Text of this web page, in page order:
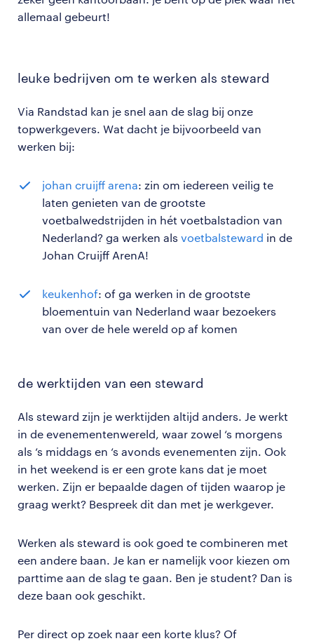
allemaal gebeurt!
leuke bedrijven om te werken als steward
Via Randstad kan je snel aan de slag bij onze
topwerkgevers. Wat dacht je bijvoorbeeld van
werken bij:
johan cruijff arena: zin om iedereen veilig te
laten genieten van de grootste
voetbalwedstrijden in hét voetbalstadion van
Nederland? ga werken als voetbalsteward in de
Johan Cruijff ArenA!
keukenhof: of ga werken in de grootste
bloementuin van Nederland waar bezoekers
van over de hele wereld op af komen
de werktijden van een steward
Als steward zijn je werktijden altijd anders. Je werkt
in de evenementenwereld, waar zowel ‘s morgens
als ‘s middags en ‘s avonds evenementen zijn. Ook
in het weekend is er een grote kans dat je moet
werken. Zijn er bepaalde dagen of tijden waarop je
graag werkt? Bespreek dit dan met je werkgever.
Werken als steward is ook goed te combineren met
een andere baan. Je kan er namelijk voor kiezen om
parttime aan de slag te gaan. Ben je student? Dan is
deze baan ook geschikt.
Per direct op zoek naar een korte klus? Of